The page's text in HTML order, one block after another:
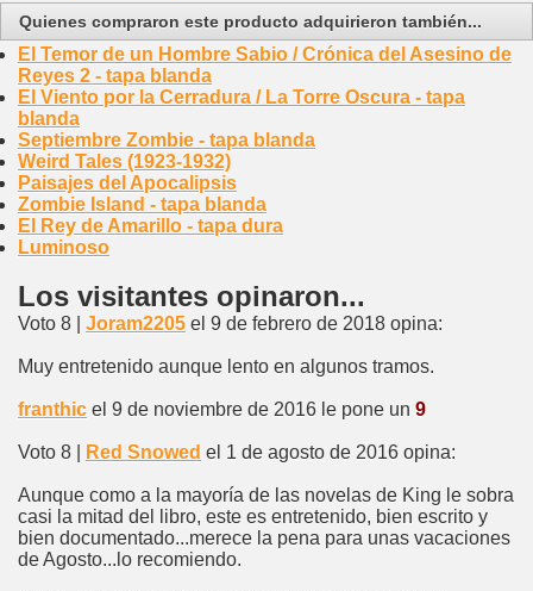
Quienes compraron este producto adquirieron también...
El Temor de un Hombre Sabio / Crónica del Asesino de
Reyes 2 - tapa blanda
El Viento por la Cerradura / La Torre Oscura - tapa
blanda
Septiembre Zombie - tapa blanda
Weird Tales (1923-1932)
Paisajes del Apocalipsis
Zombie Island - tapa blanda
El Rey de Amarillo - tapa dura
Luminoso
Los visitantes opinaron...
Voto 8 | Joram2205 el 9 de febrero de 2018 opina:
Muy entretenido aunque lento en algunos tramos.
franthic el 9 de noviembre de 2016 le pone un 9
Voto 8 | Red Snowed el 1 de agosto de 2016 opina:
Aunque como a la mayoría de las novelas de King le sobra
casi la mitad del libro, este es entretenido, bien escrito y
bien documentado...merece la pena para unas vacaciones
de Agosto...lo recomiendo.